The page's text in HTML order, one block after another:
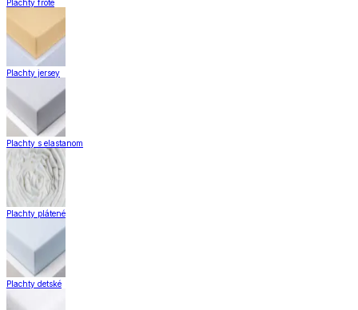
Plachty froté
Plachty jersey
Plachty s elastanom
Plachty plátené
Plachty detské